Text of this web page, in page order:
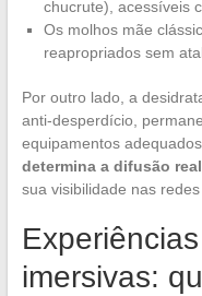
chucrute), acessíveis
Os molhos mãe
reapropriados sem
Por outro lado, a
anti-desperdício,
equipamentos adequados.
determina a difusão
sua visibilidade nas redes
imersivas: